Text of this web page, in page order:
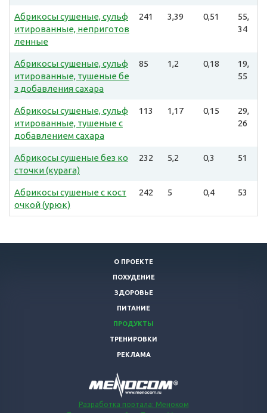
Абрикосы сушеные, сульф
итированные, неприготов
ленные
241 3,39 0,51
55,
34
Абрикосы сушеные, сульф
итированные, тушеные бе
з добавления сахара
85 1,2 0,18
19,
55
Абрикосы сушеные, сульф
итированные, тушеные с
добавлением сахара
113 1,17 0,15
29,
26
Абрикосы сушеные без ко
сточки (курага)
232 5,2 0,3 51
Абрикосы сушеные с кост
очкой (урюк)
242 5 0,4 53
О ПРОЕКТЕ
ПОХУДЕНИЕ
ЗДОРОВЬЕ
ПИТАНИЕ
ПРОДУКТЫ
ТРЕНИРОВКИ
РЕКЛАМА
Разработка портала: Меноком